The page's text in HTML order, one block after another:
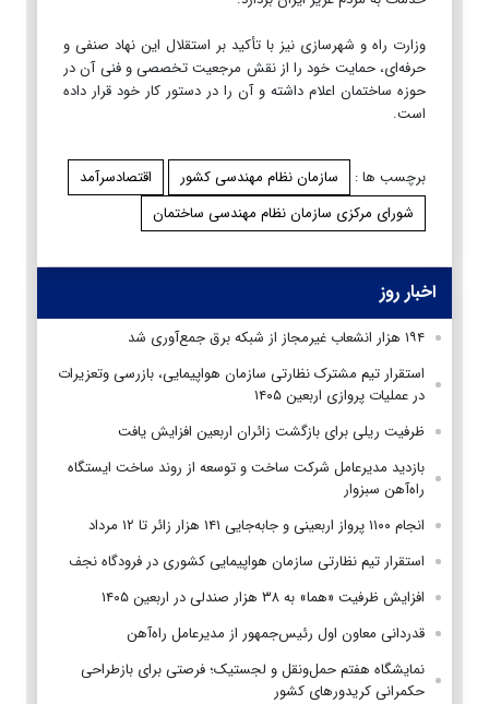
وزارت راه و شهرسازی نیز با تأکید بر استقلال این نهاد صنفی و
حرفه‌ای، حمایت خود را از نقش مرجعیت تخصصی و فنی آن در
حوزه ساختمان اعلام داشته و آن را در دستور کار خود قرار داده
است.
برچسب ها : سازمان نظام مهندسی کشور
اقتصادسرآمد
شورای مرکزی سازمان نظام مهندسی ساختمان
اخبار روز
۱۹۴ هزار انشعاب غیرمجاز از شبکه برق جمع‌آوری شد
استقرار تیم مشترک نظارتی سازمان هواپیمایی، بازرسی وتعزیرات
در عملیات پروازی اربعین ۱۴۰۵
ظرفیت ریلی برای بازگشت زائران اربعین افزایش یافت
بازدید مدیرعامل شرکت ساخت و توسعه از روند ساخت ایستگاه
راه‌آهن سبزوار
انجام ۱۱۰۰ پرواز اربعینی و جابه‌جایی ۱۴۱ هزار زائر تا ۱۲ مرداد
استقرار تیم‌ نظارتی سازمان هواپیمایی کشوری در فرودگاه نجف
افزایش ظرفیت «هما» به ۳۸ هزار صندلی در اربعین ۱۴۰۵
قدردانی معاون اول رئیس‌جمهور از مدیرعامل راه‌آهن
نمایشگاه هفتم حمل‌ونقل و لجستیک؛ فرصتی برای بازطراحی
حکمرانی کریدورهای کشور